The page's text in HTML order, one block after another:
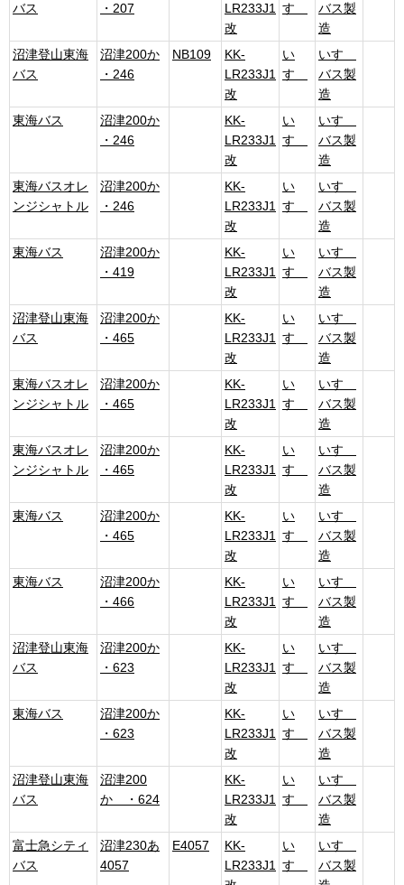
バス
・207
LR233J1
改
すゞ
バス製
造
沼津登山東海
バス
沼津200か
・246
NB109
KK-
LR233J1
改
い
すゞ
いすゞ
バス製
造
東海バス
沼津200か
・246
KK-
LR233J1
改
い
すゞ
いすゞ
バス製
造
東海バスオレ
ンジシャトル
沼津200か
・246
KK-
LR233J1
改
い
すゞ
いすゞ
バス製
造
東海バス
沼津200か
・419
KK-
LR233J1
改
い
すゞ
いすゞ
バス製
造
沼津登山東海
バス
沼津200か
・465
KK-
LR233J1
改
い
すゞ
いすゞ
バス製
造
東海バスオレ
ンジシャトル
沼津200か
・465
KK-
LR233J1
改
い
すゞ
いすゞ
バス製
造
東海バスオレ
ンジシャトル
沼津200か
・465
KK-
LR233J1
改
い
すゞ
いすゞ
バス製
造
東海バス
沼津200か
・465
KK-
LR233J1
改
い
すゞ
いすゞ
バス製
造
東海バス
沼津200か
・466
KK-
LR233J1
改
い
すゞ
いすゞ
バス製
造
沼津登山東海
バス
沼津200か
・623
KK-
LR233J1
改
い
すゞ
いすゞ
バス製
造
東海バス
沼津200か
・623
KK-
LR233J1
改
い
すゞ
いすゞ
バス製
造
沼津登山東海
バス
沼津200
か ・624
KK-
LR233J1
改
い
すゞ
いすゞ
バス製
造
富士急シティ
バス
沼津230あ
4057
E4057
KK-
LR233J1
い
すゞ
いすゞ
バス製